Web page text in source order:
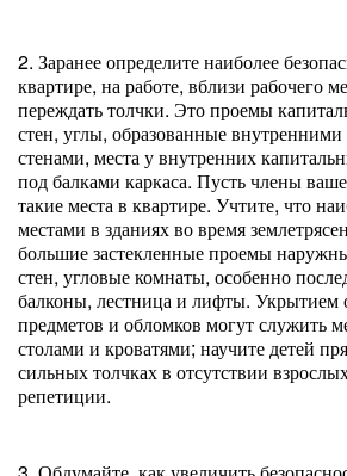
2. Заранее определите наиболее
квартире, на работе, вблизи рабочего
переждать толчки. Это проемы
стен, углы, образованные
стенами, места у внутренних
под балками каркаса. Пусть члены
такие места в квартире. Учтите, что
местами в зданиях во время
большие застекленные проемы
стен, угловые комнаты, особенно
балконы, лестница и лифты.
предметов и обломков могут служить
столами и кроватями; научите детей
сильных толчках в отсутствии
репетиции.